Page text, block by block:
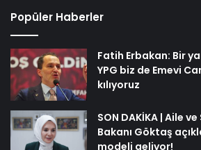
Popüler Haberler
Fatih Erbakan: Bir
YPG biz de Emevi
kılıyoruz
SON DAKİKA | Aile
Bakanı Göktaş
modeli geliyor!